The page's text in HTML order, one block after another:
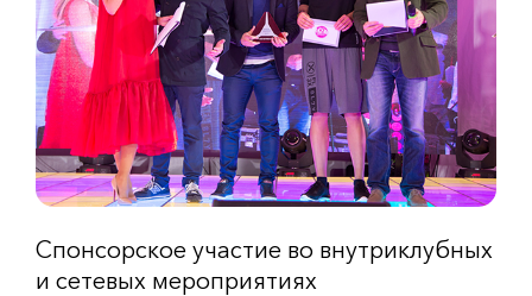
Спонсорское участие во внутриклубных
и сетевых мероприятиях